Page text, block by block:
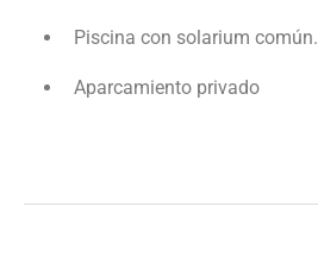
Piscina con solarium común.
Aparcamiento privado